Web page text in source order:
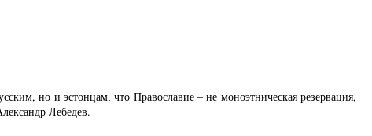
но и эстонцам, что Православие – не моноэтническая резервация,
Лебедев.